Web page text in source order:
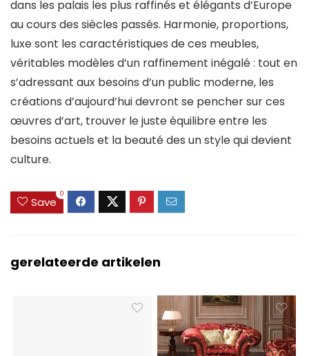
dans les palais les plus raffinés et élégants d’Europe
au cours des siècles passés. Harmonie, proportions,
luxe sont les caractéristiques de ces meubles,
véritables modèles d’un raffinement inégalé : tout en
s’adressant aux besoins d’un public moderne, les
créations d’aujourd’hui devront se pencher sur ces
œuvres d’art, trouver le juste équilibre entre les
besoins actuels et la beauté des un style qui devient
culture.
Save
0
gerelateerde artikelen